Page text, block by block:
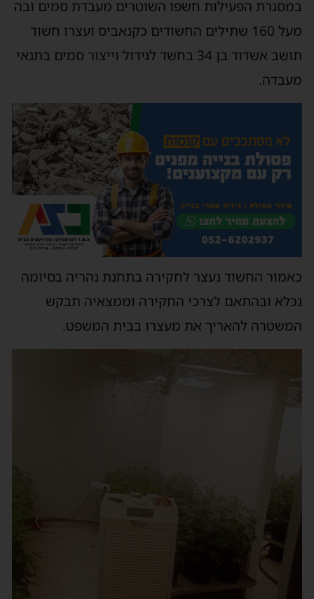
במסגרת הפעילות חשפו השוטרים מעבדת סמים ובה
מעל 160 שתילים החשודים כקנאביס ועצרו חשוד
תושב אשדוד בן 34 בחשד לגידול וייצור סמים בתנאי
מעבדה.
כאמור החשוד נעצר לחקירה בתחנת נהריה בסיומה
נכלא ובהתאם לצרכי החקירה וממצאיה תבקש
המשטרה להאריך את מעצרו בבית המשפט.